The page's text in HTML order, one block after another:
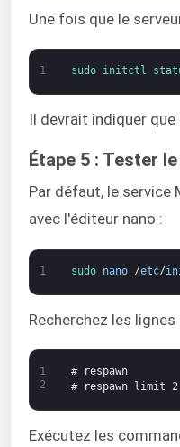
Une fois que le
1 sudo initctl
Il devrait indiquer
Étape 5 : Tester
Par défaut, le
avec l'éditeur nano :
1 sudo nano /etc/
Recherchez les
1
2
# respawn
# respawn limit
Exécutez les